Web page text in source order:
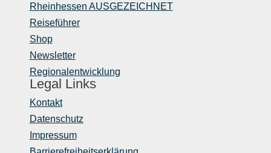
Rheinhessen AUSGEZEICHNET
Reiseführer
Shop
Newsletter
Regionalentwicklung
Legal Links
Kontakt
Datenschutz
Impressum